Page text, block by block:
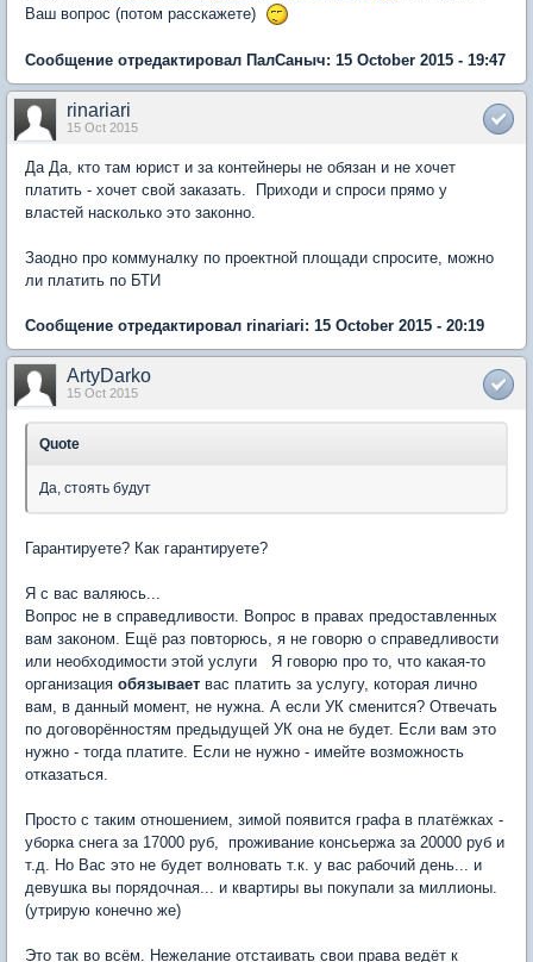
Ваш вопрос (потом расcкажете)
Сообщение отредактировал ПалСаныч: 15 October 2015 - 19:47
rinariari
15 Oct 2015
Да Да, кто там юрист и за контейнеры не обязан и не хочет
платить - хочет свой заказать. Приходи и спроси прямо у
властей насколько это законно.
Заодно про коммуналку по проектной площади спросите, можно
ли платить по БТИ
Сообщение отредактировал rinariari: 15 October 2015 - 20:19
ArtyDarko
15 Oct 2015
Quote
Да, стоять будут
Гарантируете? Как гарантируете?
Я с вас валяюсь...
Вопрос не в справедливости. Вопрос в правах предоставленных
вам законом. Ещё раз повторюсь, я не говорю о справедливости
или необходимости этой услуги Я говорю про то, что какая-то
организация обязывает вас платить за услугу, которая лично
вам, в данный момент, не нужна. А если УК сменится? Отвечать
по договорённостям предыдущей УК она не будет. Если вам это
нужно - тогда платите. Если не нужно - имейте возможность
отказаться.
Просто с таким отношением, зимой появится графа в платёжках -
уборка снега за 17000 руб, проживание консьержа за 20000 руб и
т.д. Но Вас это не будет волновать т.к. у вас рабочий день... и
девушка вы порядочная... и квартиры вы покупали за миллионы.
(утрирую конечно же)
Это так во всём. Нежелание отстаивать свои права ведёт к